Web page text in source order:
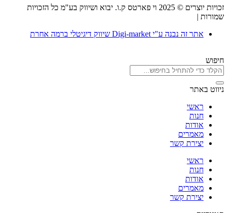
זכויות יוצרים © 2025 וי פארטס ק.ו. יבוא ושיווק בע"מ כל הזכויות
שמורות |
אתר זה נבנה ע"י Digi-market שיווק דיגיטלי ברמה אחרת
חיפוש
ניווט באתר
ראשי
חנות
אודות
מאמרים
יצירת קשר
ראשי
חנות
אודות
מאמרים
יצירת קשר